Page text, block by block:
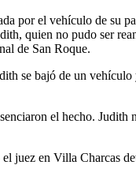
por el vehículo de su
quien no pudo ser
de San Roque.
se bajó de un
el hecho.
juez en Villa Charcas